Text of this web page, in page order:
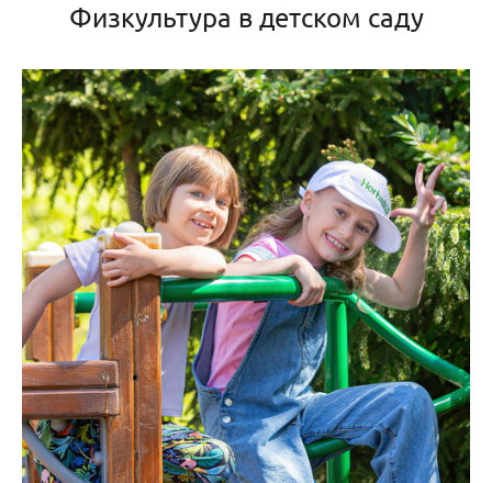
Физкультура в детском саду